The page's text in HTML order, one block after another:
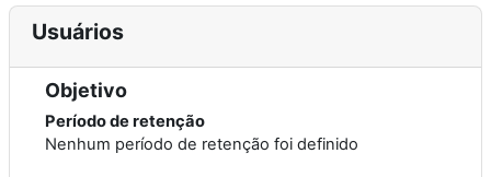
Usuários
Objetivo
Período de retenção
Nenhum período de retenção foi definido